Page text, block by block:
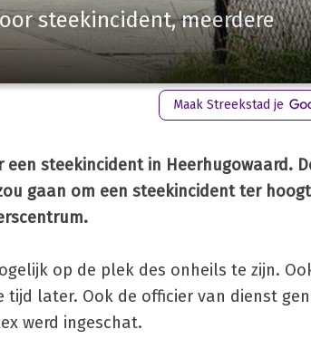
steekincident, meerdere
Maak Streekstad je
steekincident in Heerhugowaard.
gaan om een steekincident ter
op de plek des onheils te zijn.
later. Ook de officier van dienst
werd ingeschat.